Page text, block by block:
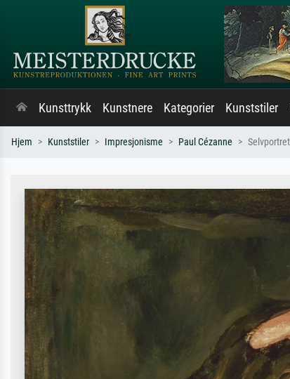
Kunsttrykk Kunstnere Kategorier Kunststiler
Hjem Kunststiler Impresjonisme Paul Cézanne